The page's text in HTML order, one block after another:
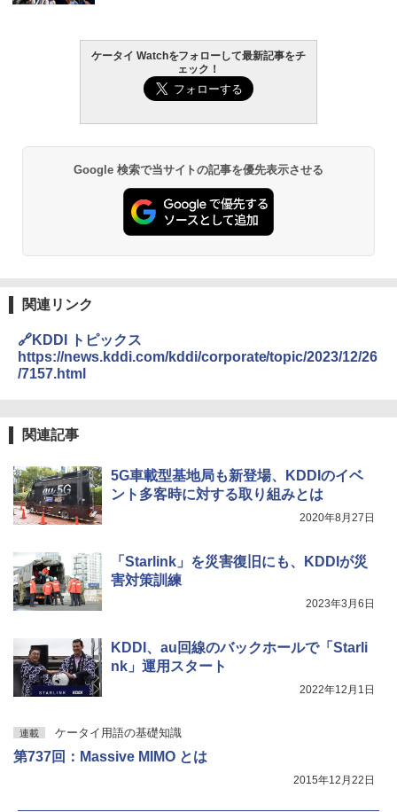
ケータイ Watchをフォローして最新記事をチ
ェック！
Google 検索で当サイトの記事を優先表示させる
関連リンク
🔗KDDI トピックス
https://news.kddi.com/kddi/corporate/topic/2023/12/26
/7157.html
関連記事
5G車載型基地局も新登場、KDDIのイベ
ント多客時に対する取り組みとは
2020年8月27日
「Starlink」を災害復旧にも、KDDIが災
害対策訓練
2023年3月6日
KDDI、au回線のバックホールで「Starli
nk」運用スタート
2022年12月1日
連載 ケータイ用語の基礎知識
第737回：Massive MIMO とは
2015年12月22日